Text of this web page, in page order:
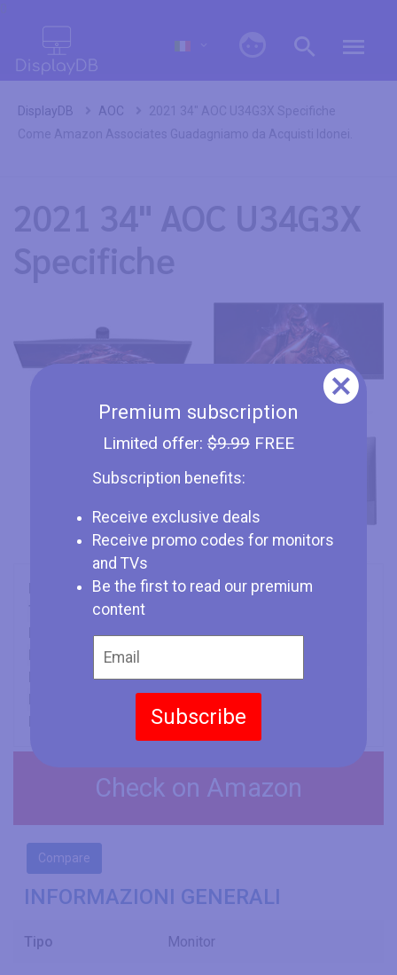
Premium subscription
Limited offer: $9.99FREE
Subscription benefits:
Receive exclusive deals
Receive promo codes for monitors
and TVs
Be the first to read our premium
content
Subscribe
DisplayDB AOC
2021 34" AOC U34G3X Specifiche
Come Amazon Associates Guadagniamo da Acquisti Idonei.
2021 34" AOC U34G3X
Specifiche
AOC
Dimensione Schermo
34" (inches)
Frequenza dello Schermo
144 Hz
Rapporto di Aspetto
Risoluzione Massima
3440 x 1440
Check on Amazon
Compare
INFORMAZIONI GENERALI
Tipo Monitor